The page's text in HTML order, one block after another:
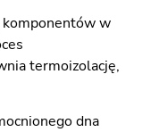
komponentów w
termoizolację,
dna